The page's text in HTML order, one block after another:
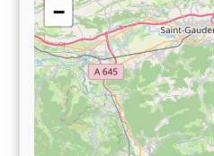
−